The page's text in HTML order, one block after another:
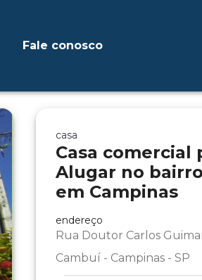
Fale conosco
casa
Casa comercial
Alugar no
em Campinas
endereço
Rua Doutor Carlos
Cambuí - Campinas - SP